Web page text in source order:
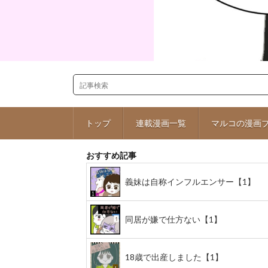
トップ 連載漫画一覧 マルコの漫画
おすすめ記事
義妹は自称インフルエンサー【1】
同居が嫌で仕方ない【1】
18歳で出産しました【1】